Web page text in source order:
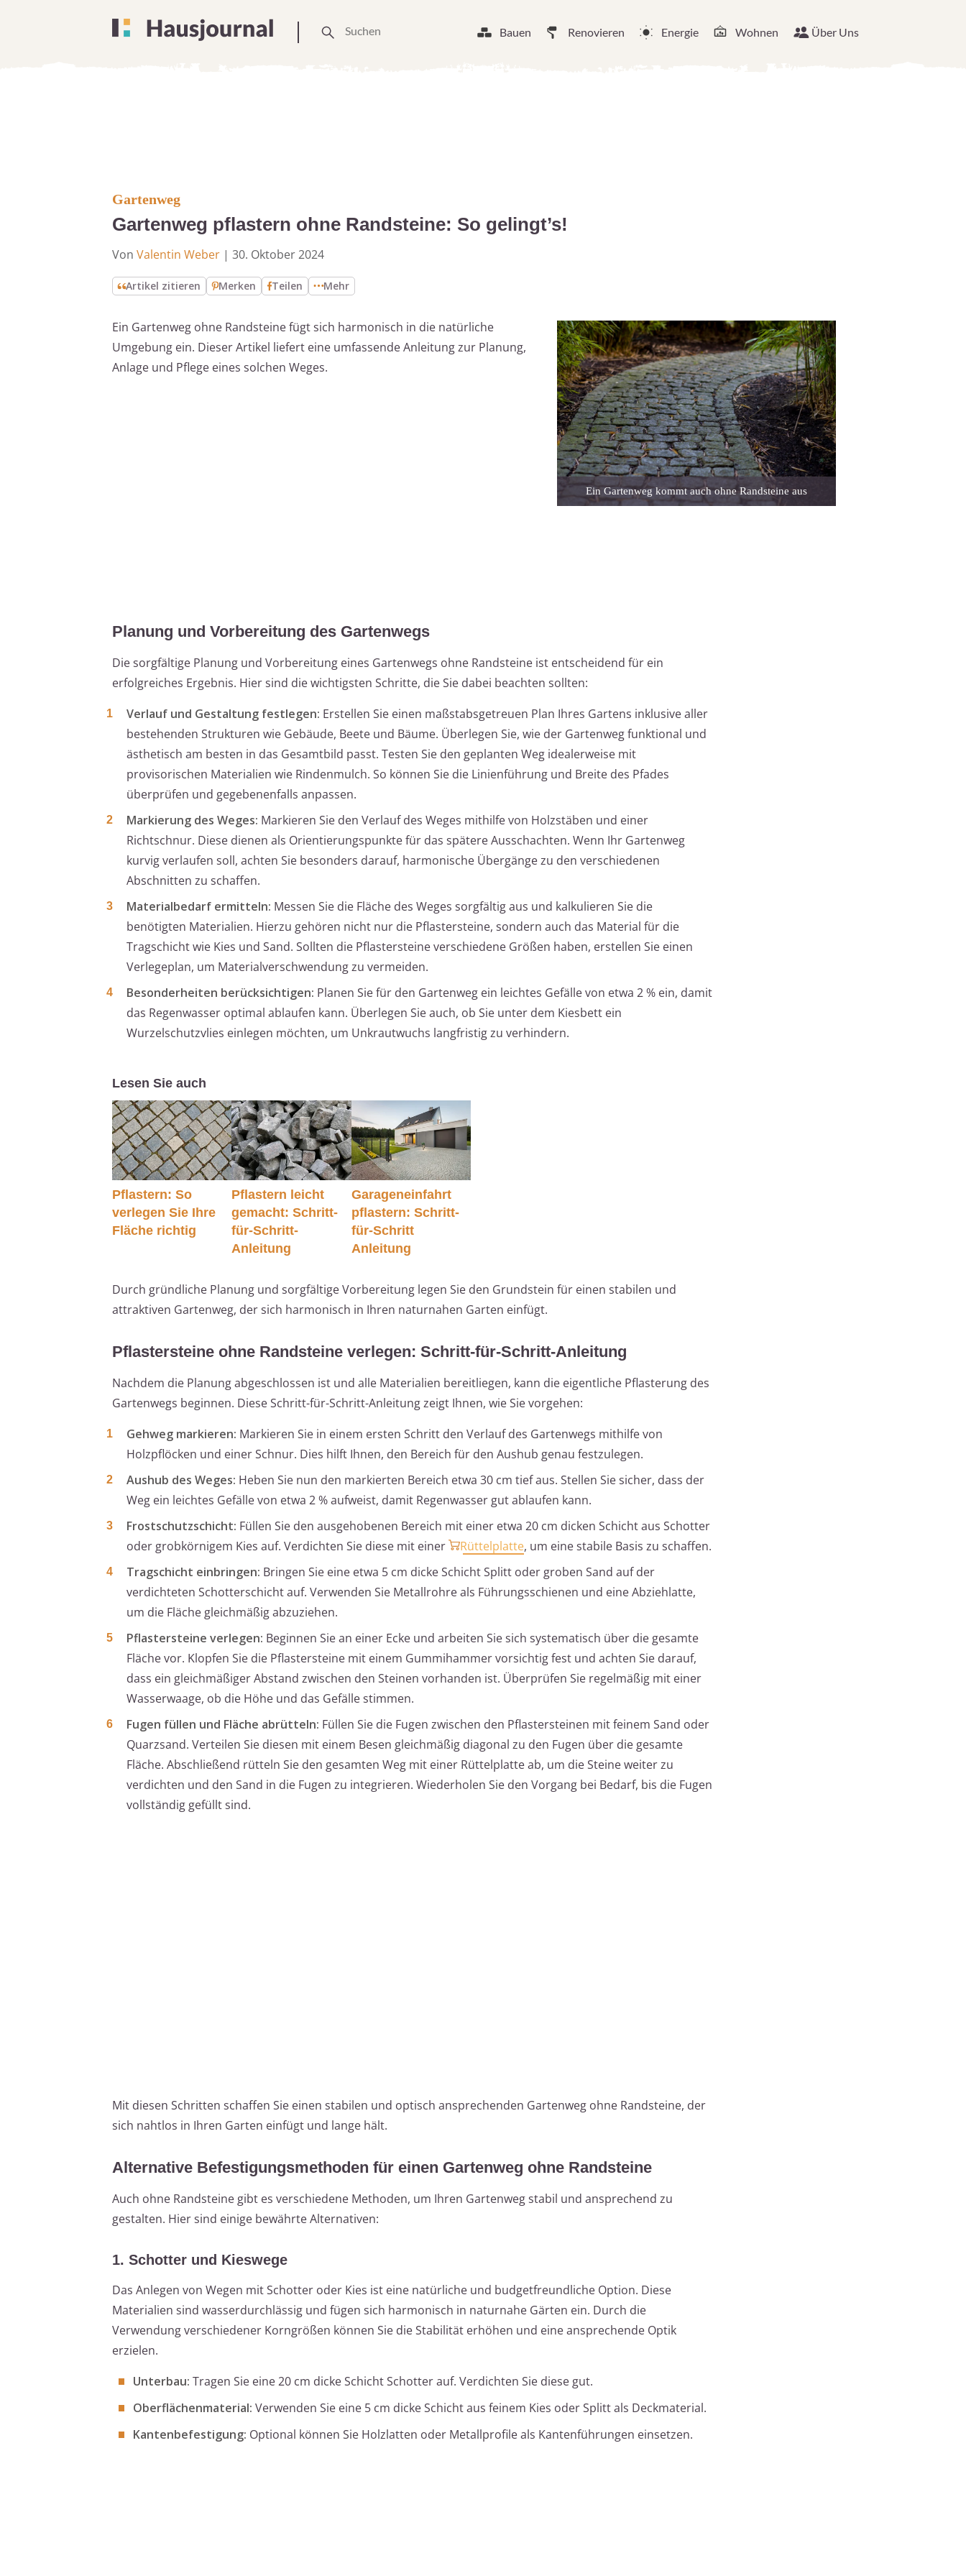
Bauen Renovieren Energie Wohnen Über Uns
Gartenweg
Gartenweg pflastern ohne Randsteine: So gelingt’s!
Von Valentin Weber | 30. Oktober 2024
Artikel zitieren Merken Teilen Mehr
Ein Gartenweg ohne Randsteine fügt sich harmonisch in die natürliche
Umgebung ein. Dieser Artikel liefert eine umfassende Anleitung zur Planung,
Anlage und Pflege eines solchen Weges.
Ein Gartenweg kommt auch ohne Randsteine aus
Planung und Vorbereitung des Gartenwegs
Die sorgfältige Planung und Vorbereitung eines Gartenwegs ohne Randsteine ist entscheidend für ein
erfolgreiches Ergebnis. Hier sind die wichtigsten Schritte, die Sie dabei beachten sollten:
Verlauf und Gestaltung festlegen: Erstellen Sie einen maßstabsgetreuen Plan Ihres Gartens inklusive aller
bestehenden Strukturen wie Gebäude, Beete und Bäume. Überlegen Sie, wie der Gartenweg funktional und
ästhetisch am besten in das Gesamtbild passt. Testen Sie den geplanten Weg idealerweise mit
provisorischen Materialien wie Rindenmulch. So können Sie die Linienführung und Breite des Pfades
überprüfen und gegebenenfalls anpassen.
Markierung des Weges: Markieren Sie den Verlauf des Weges mithilfe von Holzstäben und einer
Richtschnur. Diese dienen als Orientierungspunkte für das spätere Ausschachten. Wenn Ihr Gartenweg
kurvig verlaufen soll, achten Sie besonders darauf, harmonische Übergänge zu den verschiedenen
Abschnitten zu schaffen.
Materialbedarf ermitteln: Messen Sie die Fläche des Weges sorgfältig aus und kalkulieren Sie die
benötigten Materialien. Hierzu gehören nicht nur die Pflastersteine, sondern auch das Material für die
Tragschicht wie Kies und Sand. Sollten die Pflastersteine verschiedene Größen haben, erstellen Sie einen
Verlegeplan, um Materialverschwendung zu vermeiden.
Besonderheiten berücksichtigen: Planen Sie für den Gartenweg ein leichtes Gefälle von etwa 2 % ein, damit
das Regenwasser optimal ablaufen kann. Überlegen Sie auch, ob Sie unter dem Kiesbett ein
Wurzelschutzvlies einlegen möchten, um Unkrautwuchs langfristig zu verhindern.
Lesen Sie auch
Pflastern: So
verlegen Sie Ihre
Fläche richtig
Pflastern leicht
gemacht: Schritt-
für-Schritt-
Anleitung
Garageneinfahrt
pflastern: Schritt-
für-Schritt
Anleitung
Durch gründliche Planung und sorgfältige Vorbereitung legen Sie den Grundstein für einen stabilen und
attraktiven Gartenweg, der sich harmonisch in Ihren naturnahen Garten einfügt.
Pflastersteine ohne Randsteine verlegen: Schritt-für-Schritt-Anleitung
Nachdem die Planung abgeschlossen ist und alle Materialien bereitliegen, kann die eigentliche Pflasterung des
Gartenwegs beginnen. Diese Schritt-für-Schritt-Anleitung zeigt Ihnen, wie Sie vorgehen:
Gehweg markieren: Markieren Sie in einem ersten Schritt den Verlauf des Gartenwegs mithilfe von
Holzpflöcken und einer Schnur. Dies hilft Ihnen, den Bereich für den Aushub genau festzulegen.
Aushub des Weges: Heben Sie nun den markierten Bereich etwa 30 cm tief aus. Stellen Sie sicher, dass der
Weg ein leichtes Gefälle von etwa 2 % aufweist, damit Regenwasser gut ablaufen kann.
Frostschutzschicht: Füllen Sie den ausgehobenen Bereich mit einer etwa 20 cm dicken Schicht aus Schotter
oder grobkörnigem Kies auf. Verdichten Sie diese mit einer
Rüttelplatte, um eine stabile Basis zu schaffen.
Tragschicht einbringen: Bringen Sie eine etwa 5 cm dicke Schicht Splitt oder groben Sand auf der
verdichteten Schotterschicht auf. Verwenden Sie Metallrohre als Führungsschienen und eine Abziehlatte,
um die Fläche gleichmäßig abzuziehen.
Pflastersteine verlegen: Beginnen Sie an einer Ecke und arbeiten Sie sich systematisch über die gesamte
Fläche vor. Klopfen Sie die Pflastersteine mit einem Gummihammer vorsichtig fest und achten Sie darauf,
dass ein gleichmäßiger Abstand zwischen den Steinen vorhanden ist. Überprüfen Sie regelmäßig mit einer
Wasserwaage, ob die Höhe und das Gefälle stimmen.
Fugen füllen und Fläche abrütteln: Füllen Sie die Fugen zwischen den Pflastersteinen mit feinem Sand oder
Quarzsand. Verteilen Sie diesen mit einem Besen gleichmäßig diagonal zu den Fugen über die gesamte
Fläche. Abschließend rütteln Sie den gesamten Weg mit einer Rüttelplatte ab, um die Steine weiter zu
verdichten und den Sand in die Fugen zu integrieren. Wiederholen Sie den Vorgang bei Bedarf, bis die Fugen
vollständig gefüllt sind.
Mit diesen Schritten schaffen Sie einen stabilen und optisch ansprechenden Gartenweg ohne Randsteine, der
sich nahtlos in Ihren Garten einfügt und lange hält.
Alternative Befestigungsmethoden für einen Gartenweg ohne Randsteine
Auch ohne Randsteine gibt es verschiedene Methoden, um Ihren Gartenweg stabil und ansprechend zu
gestalten. Hier sind einige bewährte Alternativen:
1. Schotter und Kieswege
Das Anlegen von Wegen mit Schotter oder Kies ist eine natürliche und budgetfreundliche Option. Diese
Materialien sind wasserdurchlässig und fügen sich harmonisch in naturnahe Gärten ein. Durch die
Verwendung verschiedener Korngrößen können Sie die Stabilität erhöhen und eine ansprechende Optik
erzielen.
Unterbau: Tragen Sie eine 20 cm dicke Schicht Schotter auf. Verdichten Sie diese gut.
Oberflächenmaterial: Verwenden Sie eine 5 cm dicke Schicht aus feinem Kies oder Splitt als Deckmaterial.
Kantenbefestigung: Optional können Sie Holzlatten oder Metallprofile als Kantenführungen einsetzen.